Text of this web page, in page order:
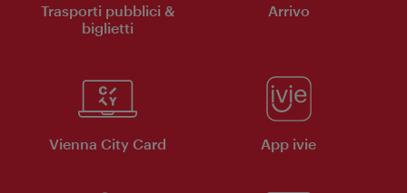
Trasporti pubblici &
biglietti
Arrivo
Vienna City Card App ivie